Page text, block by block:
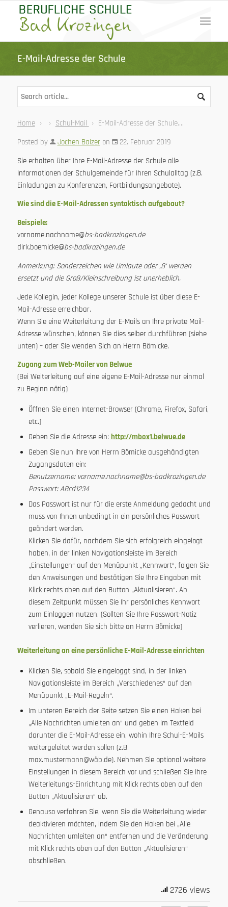
E-Mail-Adresse der Schule
Home › › Schul-Mail › E-Mail-Adresse der Schule....
Posted by
Jochen Balzeron
22. Februar 2019
Sie erhalten über Ihre E-Mail-Adresse der Schule alle
Informationen der Schulgemeinde für Ihren Schulalltag (z.B.
Einladungen zu Konferenzen, Fortbildungsangebote).
Wie sind die E-Mail-Adressen syntaktisch aufgebaut?
Beispiele:
vorname.nachname@bs-badkrozingen.de
dirk.boemicke@bs-badkrozingen.de
Anmerkung: Sonderzeichen wie Umlaute oder ‚ß‘ werden
ersetzt und die Groß/Kleinschreibung ist unerheblich.
Jede Kollegin, jeder Kollege unserer Schule ist über diese E-
Mail-Adresse erreichbar.
Wenn Sie eine Weiterleitung der E-Mails an Ihre private Mail-
Adresse wünschen, können Sie dies selber durchführen (siehe
unten) – oder Sie wenden Sich an Herrn Bömicke.
Zugang zum Web-Mailer von Belwue
(Bei Weiterleitung auf eine eigene E-Mail-Adresse nur einmal
zu Beginn nötig)
Öffnen Sie einen Internet-Browser (Chrome, Firefox, Safari,
etc.)
Geben Sie die Adresse ein: http://mbox1.belwue.de
Geben Sie nun Ihre von Herrn Bömicke ausgehändigten
Zugangsdaten ein:
Benutzername: vorname.nachname@bs-badkrozingen.de
Passwort: ABcd1234
Das Passwort ist nur für die erste Anmeldung gedacht und
muss von Ihnen unbedingt in ein persönliches Passwort
geändert werden.
Klicken Sie dafür, nachdem Sie sich erfolgreich eingelogt
haben, in der linken Navigationsleiste im Bereich
„Einstellungen“ auf den Menüpunkt „Kennwort“, folgen Sie
den Anweisungen und bestätigen Sie Ihre Eingaben mit
Klick rechts oben auf den Button „Aktualisieren“. Ab
diesem Zeitpunkt müssen Sie Ihr persönliches Kennwort
zum Einloggen nutzen. (Sollten Sie Ihre Passwort-Notiz
verlieren, wenden Sie sich bitte an Herrn Bömicke)
Weiterleitung an eine persönliche E-Mail-Adresse einrichten
Klicken Sie, sobald Sie eingeloggt sind, in der linken
Navigationsleiste im Bereich „Verschiedenes“ auf den
Menüpunkt „E-Mail-Regeln“.
Im unteren Bereich der Seite setzen Sie einen Haken bei
„Alle Nachrichten umleiten an“ und geben im Textfeld
darunter die E-Mail-Adresse ein, wohin Ihre Schul-E-Mails
weitergeleitet werden sollen (z.B.
max.mustermann@wäb.de). Nehmen Sie optional weitere
Einstellungen in diesem Bereich vor und schließen Sie Ihre
Weiterleitungs-Einrichtung mit Klick rechts oben auf den
Button „Aktualisieren“ ab.
Genauso verfahren Sie, wenn Sie die Weiterleitung wieder
deaktivieren möchten, indem Sie den Haken bei „Alle
Nachrichten umleiten an“ entfernen und die Veränderung
mit Klick rechts oben auf den Button „Aktualisieren“
abschließen.
2726 views